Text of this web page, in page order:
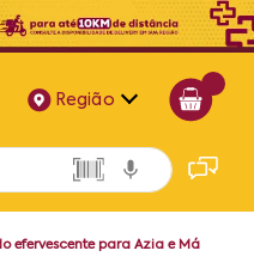
Região
Alagoas
Bahia
efervescente para Azia e Má